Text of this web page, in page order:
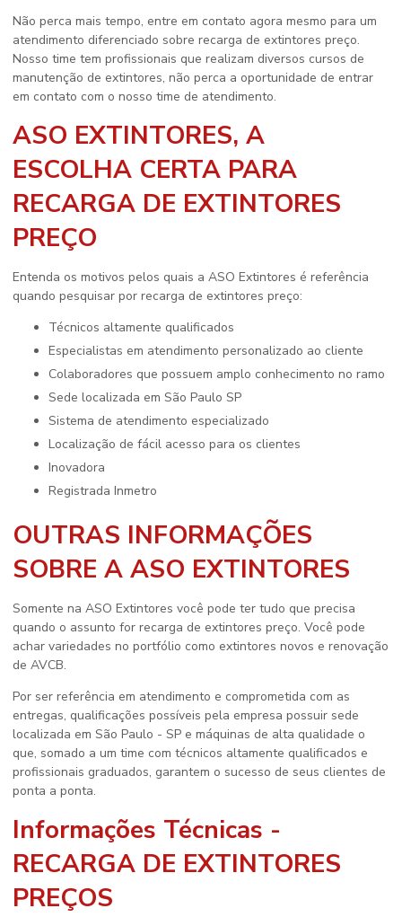
Não perca mais tempo, entre em contato agora mesmo para um
atendimento diferenciado sobre recarga de extintores preço.
Nosso time tem profissionais que realizam diversos cursos de
manutenção de extintores, não perca a oportunidade de entrar
em contato com o nosso time de atendimento.
ASO EXTINTORES, A
ESCOLHA CERTA PARA
RECARGA DE EXTINTORES
PREÇO
Entenda os motivos pelos quais a ASO Extintores é referência
quando pesquisar por recarga de extintores preço:
técnicos altamente qualificados
especialistas em atendimento personalizado ao cliente
colaboradores que possuem amplo conhecimento no ramo
sede localizada em São Paulo SP
sistema de atendimento especializado
localização de fácil acesso para os clientes
inovadora
registrada Inmetro
OUTRAS INFORMAÇÕES
SOBRE A ASO EXTINTORES
Somente na ASO Extintores você pode ter tudo que precisa
quando o assunto for recarga de extintores preço. Você pode
achar variedades no portfólio como extintores novos e renovação
de AVCB.
Por ser referência em atendimento e comprometida com as
entregas, qualificações possíveis pela empresa possuir sede
localizada em São Paulo - SP e máquinas de alta qualidade o
que, somado a um time com técnicos altamente qualificados e
profissionais graduados, garantem o sucesso de seus clientes de
ponta a ponta.
Informações Técnicas -
RECARGA DE EXTINTORES
PREÇOS